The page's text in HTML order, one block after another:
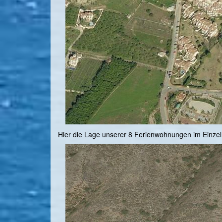
Hier die Lage unserer 8 Ferienwohnungen im